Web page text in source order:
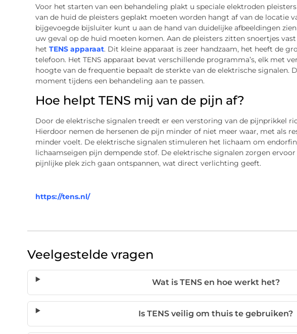
Voor het starten van een behandeling plakt u speciale elektroden
van de huid de pleisters geplakt moeten worden hangt af van de locatie
bijgevoegde bijsluiter kunt u aan de hand van duidelijke afbeeldingen
uw geval op de huid moeten komen. Aan de pleisters zitten snoertjes
het TENS apparaat. Dit kleine apparaat is zeer handzaam, het heeft de
telefoon. Het TENS apparaat bevat verschillende programma’s, elk met
hoogte van de frequentie bepaalt de sterkte van de elektrische signalen.
moment tijdens een behandeling aan te passen.
Hoe helpt TENS mij van de pijn af?
Door de elektrische signalen treedt er een verstoring van de pijnprikkel
Hierdoor nemen de hersenen de pijn minder of niet meer waar, met als
minder voelt. De elektrische signalen stimuleren het lichaam om
lichaamseigen pijn dempende stof. De elektrische signalen zorgen
pijnlijke plek zich gaan ontspannen, wat direct verlichting geeft.
https://tens.nl/
Veelgestelde vragen
Wat is TENS en hoe werkt het?
Is TENS veilig om thuis te gebruiken?